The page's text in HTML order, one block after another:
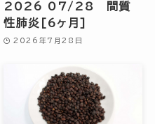
2026 07/28 間質
性肺炎[6ヶ月]
2026年7月28日